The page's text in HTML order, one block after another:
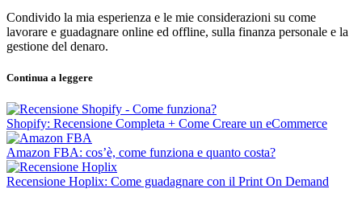
Condivido la mia esperienza e le mie considerazioni su come
lavorare e guadagnare online ed offline, sulla finanza personale e la
gestione del denaro.
Continua a leggere
Shopify: Recensione Completa + Come Creare un eCommerce
Amazon FBA: cos’è, come funziona e quanto costa?
Recensione Hoplix: Come guadagnare con il Print On Demand